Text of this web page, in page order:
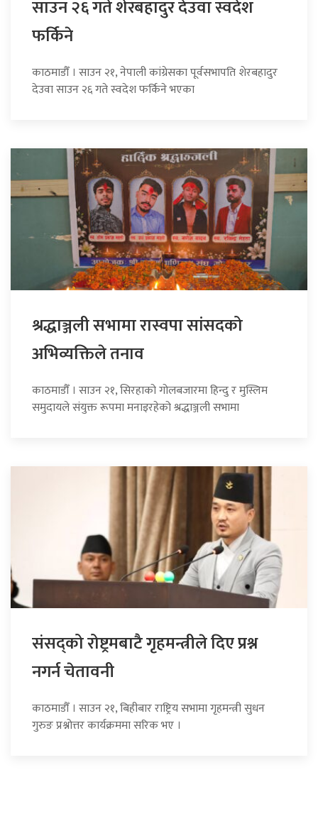
साउन २६ गते शेरबहादुर देउवा स्वदेश
फर्किने
काठमाडौँ । साउन २१, नेपाली कांग्रेसका पूर्वसभापति शेरबहादुर
देउवा साउन २६ गते स्वदेश फर्किने भएका
श्रद्धाञ्जली सभामा रास्वपा सांसदको
अभिव्यक्तिले तनाव
काठमाडौँ । साउन २१, सिरहाको गोलबजारमा हिन्दु र मुस्लिम
समुदायले संयुक्त रूपमा मनाइरहेको श्रद्धाञ्जली सभामा
संसद्को रोष्ट्रमबाटै गृहमन्त्रीले दिए प्रश्न
नगर्न चेतावनी
काठमाडौँ । साउन २१, बिहीबार राष्ट्रिय सभामा गृहमन्त्री सुधन
गुरुङ प्रश्नोत्तर कार्यक्रममा सरिक भए ।